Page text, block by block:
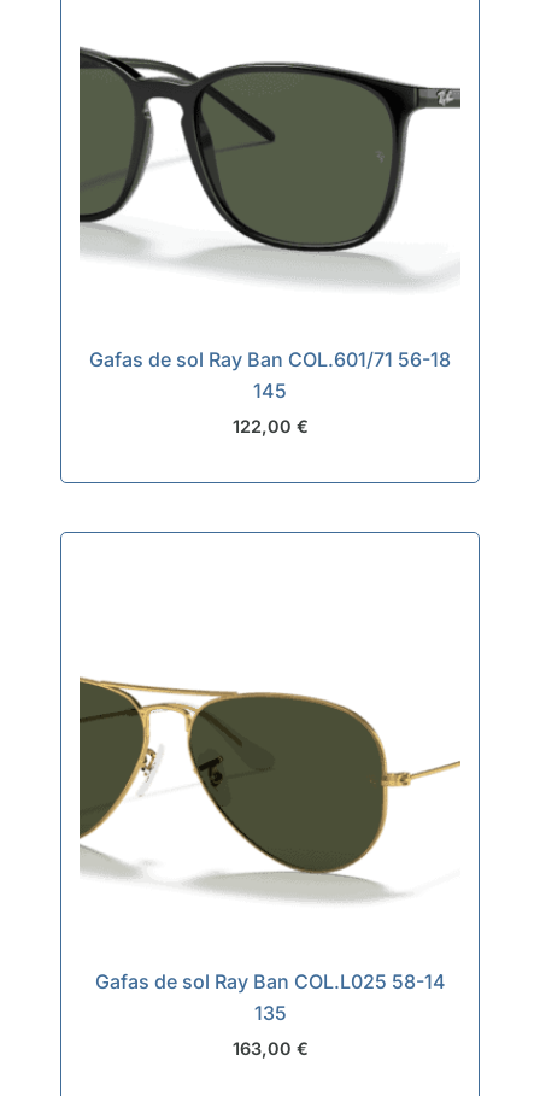
Gafas de sol Ray Ban COL.601/71 56-18
145
122,00 €
Gafas de sol Ray Ban COL.L025 58-14
135
163,00 €